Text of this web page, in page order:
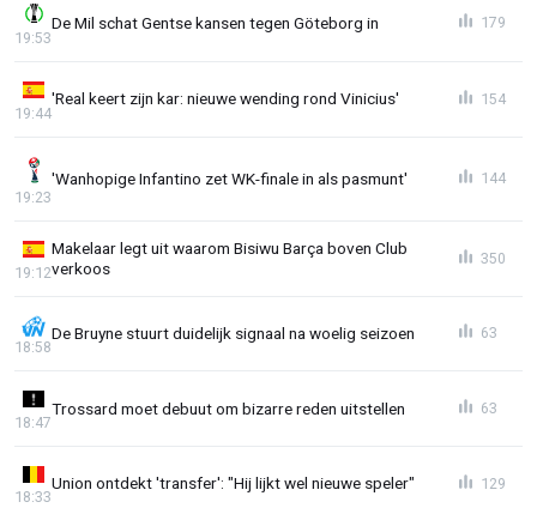
De Mil schat Gentse kansen tegen Göteborg in
19:53
179
'Real keert zijn kar: nieuwe wending rond Vinicius'
19:44
154
'Wanhopige Infantino zet WK-finale in als pasmunt'
19:23
144
Makelaar legt uit waarom Bisiwu Barça boven Club
verkoos
19:12
350
De Bruyne stuurt duidelijk signaal na woelig seizoen
18:58
63
Trossard moet debuut om bizarre reden uitstellen
18:47
63
Union ontdekt 'transfer': "Hij lijkt wel nieuwe speler"
18:33
129